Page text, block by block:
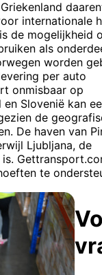
internationale
de mogelijkheid
als
worden
per auto
onmisbaar op
Slovenië kan
de
De haven van
Ljubljana, de
te